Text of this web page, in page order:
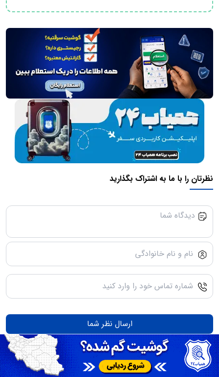
نظرتان را با ما به اشتراک بگذارید
ارسال نظر شما
نظرات کاربران